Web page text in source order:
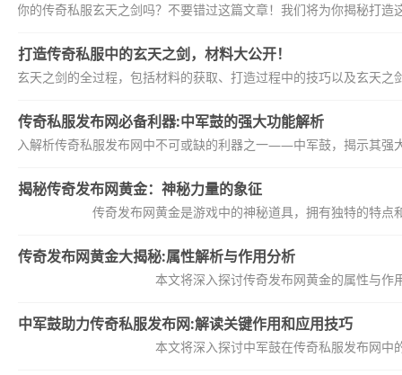
于你的传奇私服玄天之剑吗？不要错过这篇文章！我们将为你揭秘打
打造传奇私服中的玄天之剑，材料大公开！
玄天之剑的全过程，包括材料的获取、打造过程中的技巧以及玄天
传奇私服发布网必备利器:中军鼓的强大功能解析
深入解析传奇私服发布网中不可或缺的利器之一——中军鼓，揭示其强
揭秘传奇发布网黄金：神秘力量的象征
传奇发布网黄金是游戏中的神秘道具，拥有独特的特
传奇发布网黄金大揭秘:属性解析与作用分析
本文将深入探讨传奇发布网黄金的属性与
中军鼓助力传奇私服发布网:解读关键作用和应用技巧
本文将深入探讨中军鼓在传奇私服发布网